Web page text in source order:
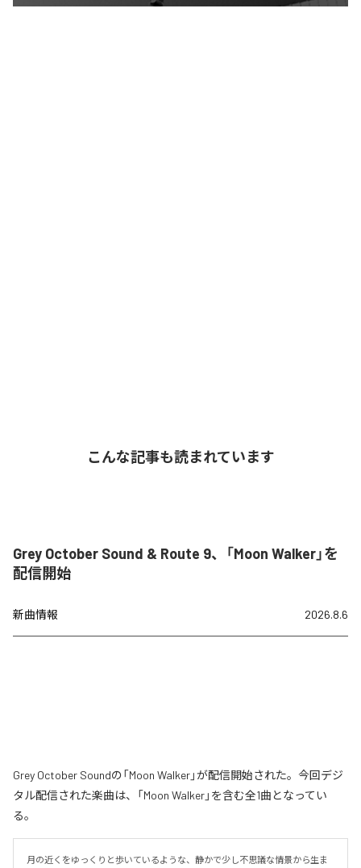
こんな記事も読まれています
Grey October Sound & Route 9、「Moon Walker」を
配信開始
新曲情報 2026.8.6
Grey October Soundの「Moon Walker」が配信開始された。今回デジ
タル配信された楽曲は、「Moon Walker」を含む全1曲となってい
る。
月の近くをゆっくりと歩いているような、静かで少し不思議な情景から生ま